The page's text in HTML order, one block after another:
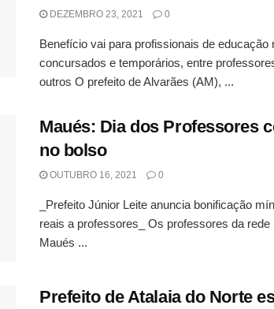
DEZEMBRO 23, 2021 0
Benefício vai para profissionais de educação
concursados e temporários, entre
outros O prefeito de Alvarães (AM), ...
Maués: Dia dos Professores
no bolso
OUTUBRO 16, 2021 0
_Prefeito Júnior Leite anuncia bonificação
reais a professores_ Os professores da rede
Maués ...
Prefeito de Atalaia do Norte